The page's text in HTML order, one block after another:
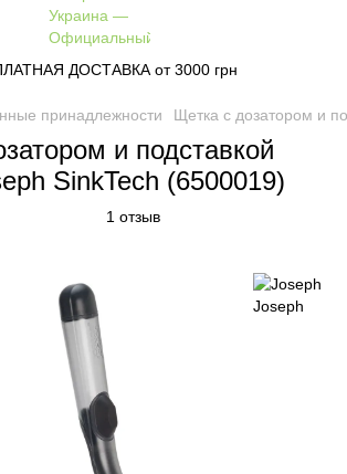
ДОСТАВКА от 3000 грн
принадлежности Щетка с дозатором и
и подставкой
SinkTech (6500019)
1 отзыв